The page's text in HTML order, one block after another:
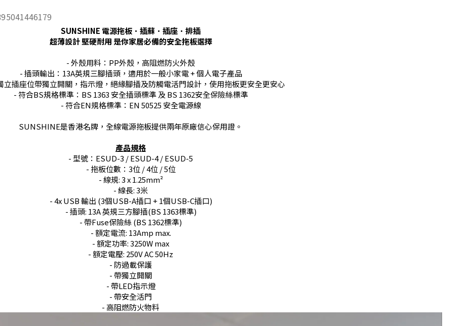
SUNSHINE 電源拖板．插蘇．插座．排插
超薄設計 堅硬耐用 是你家居必備的安全拖板選擇
- 外殼用料：PP外殼，高阻燃防火外殼
- 插頭輸出：13A英規三腳插頭，適用於一般小家電 + 個人電子產品
立插座位帶獨立開關，指示燈，絕緣腳插及防觸電活門設計，使用拖板更安全更安心
- 符合BS規格標準：BS 1363 安全插頭標準 及 BS 1362安全保險絲標準
- 符合EN規格標準：EN 50525 安全電源線
​SUNSHINE是香港名牌，全線電源拖板提供兩年原廠信心保用證。
產品規格
- 型號：ESUD-3 / ESUD-4 / ESUD-5
- 拖板位數：3位 / 4位 / 5位
- 線規: 3 x 1.25mm²
- 線長: 3米
- 4x USB 輸出 (3個USB-A插口 + 1個USB-C插口)
- 插頭: 13A 英規三方腳插(BS 1363標準)
- 帶Fuse保險絲 (BS 1362標準)
- 額定電流: 13Amp max.
- 額定功率: 3250W max
- 額定電壓: 250V AC 50Hz
- 防過載保護
- 帶獨立開關
- 帶LED指示燈
- 帶安全活門
- 高阻燃防火物料